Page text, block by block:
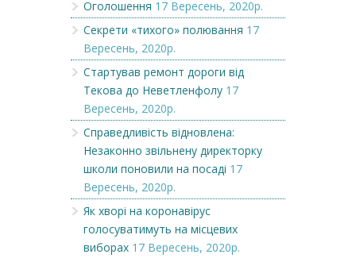
Оголошення 17 Вересень, 2020р.
Секрети «тихого» полювання 17
Вересень, 2020р.
Стартував ремонт дороги від
Текова до Неветленфолу 17
Вересень, 2020р.
Справедливість відновлена:
Незаконно звільнену директорку
школи поновили на посаді 17
Вересень, 2020р.
Як хворі на коронавірус
голосуватимуть на місцевих
виборах 17 Вересень, 2020р.